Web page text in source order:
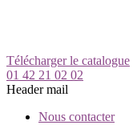
Télécharger le catalogue
01 42 21 02 02
Header mail
Nous contacter